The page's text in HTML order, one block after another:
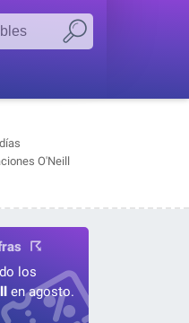
O'Neill
los
en agosto.